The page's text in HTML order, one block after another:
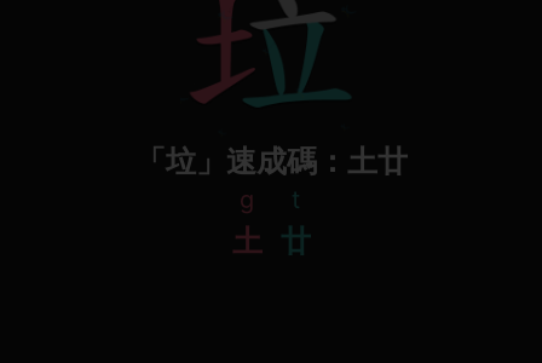
「垃」速成碼：土廿
g
土
t
廿